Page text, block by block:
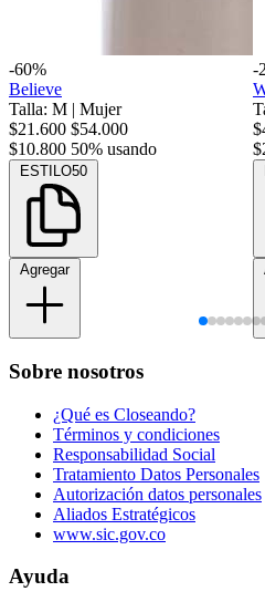
-60%
Believe
Talla: M | Mujer
$21.600 $54.000
$10.800 50% usando
ESTILO50
Agregar
-
Sobre nosotros
¿Qué es Closeando?
Términos y condiciones
Responsabilidad Social
Tratamiento Datos Personales
Autorización datos personales
Aliados Estratégicos
www.sic.gov.co
Ayuda